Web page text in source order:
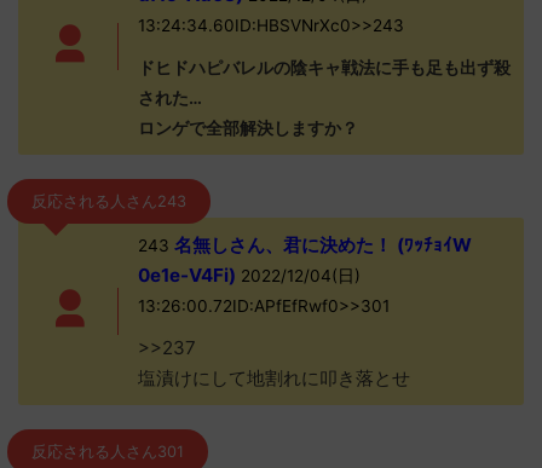
13:24:34.60ID:HBSVNrXc0>>243
ドヒドハピバレルの陰キャ戦法に手も足も出ず殺
された…
ロンゲで全部解決しますか？
反応される人さん243
243 名無しさん、君に決めた！ (ﾜｯﾁｮｲW
0e1e-V4Fi) 2022/12/04(日)
13:26:00.72ID:APfEfRwf0>>301
>>237
塩漬けにして地割れに叩き落とせ
反応される人さん301